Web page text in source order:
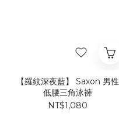
【羅紋深夜藍】 Saxon 男性
低腰三角泳褲
NT$1,080